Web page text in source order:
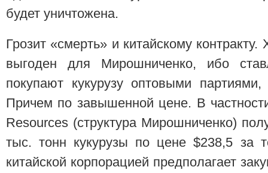
будет уничтожена.
Грозит «смерть» и китайскому контракту.
выгоден для Мирошниченко, ибо
покупают кукурузу оптовыми
Причем по завышенной цене. В
Resources (структура Мирошниченко)
тыс. тонн кукурузы по цене $238,5 за
китайской корпорацией предполагает